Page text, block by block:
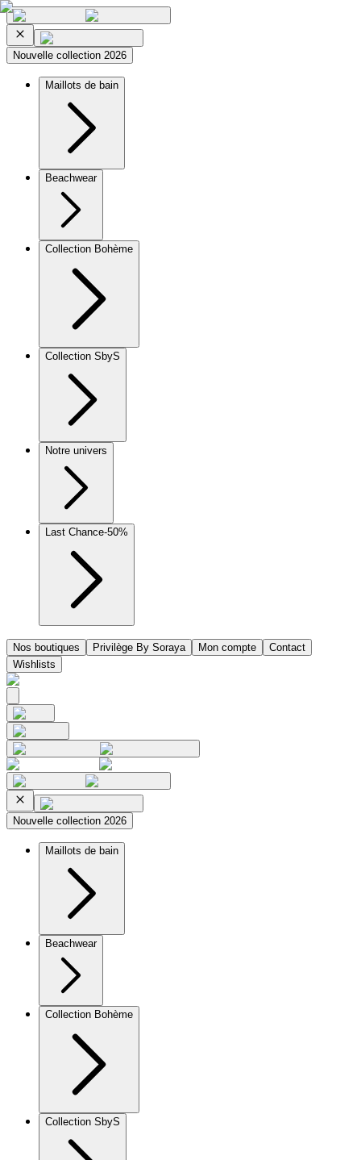
Nouvelle collection 2026
Maillots de bain
Beachwear
Collection Bohème
Collection SbyS
Notre univers
Last Chance-50%
Nos boutiques Privilège By Soraya Mon compte
Contact
Wishlists
Nouvelle collection 2026
Maillots de bain
Beachwear
Collection Bohème
Collection SbyS